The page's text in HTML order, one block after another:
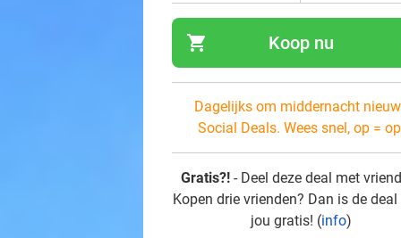
shopping_cart Koop nu
Dagelijks om middernacht
Social Deals. Wees snel, op =
Gratis?! - Deel deze deal met
Kopen drie vrienden? Dan is de
jou gratis! (info)